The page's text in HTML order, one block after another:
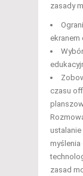
zasady
ekranem
czasu
zasad